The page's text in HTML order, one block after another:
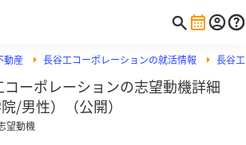
動産 長谷工コーポレーションの就活情報 長谷
ーポレーションの志望動機詳細
/男性）（公開）
望動機